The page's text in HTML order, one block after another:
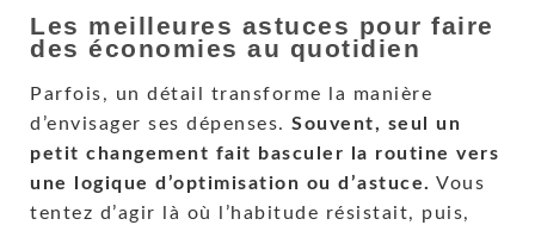
Les meilleures astuces pour faire
des économies au quotidien
Parfois, un détail transforme la manière
d’envisager ses dépenses. Souvent, seul un
petit changement fait basculer la routine vers
une logique d’optimisation ou d’astuce. Vous
tentez d’agir là où l’habitude résistait, puis,